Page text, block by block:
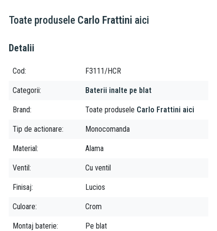
Toate produsele Carlo Frattini aici
Detalii
Cod F3111/HCR
Categorii Baterii inalte pe blat
Brand Toate produsele Carlo Frattini aici
Tip de actionare Monocomanda
Material Alama
Ventil Cu ventil
Finisaj Lucios
Culoare Crom
Montaj baterie Pe blat